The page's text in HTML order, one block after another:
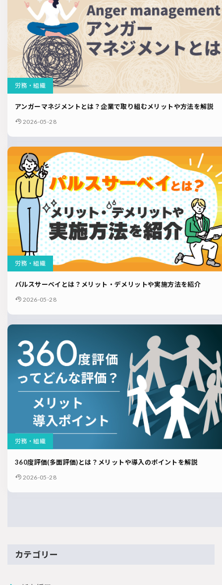
労務・組織
アンガーマネジメントとは？企業で取り組むメリットや方法を解説
2026-05-28
労務・組織
パルスサーベイとは？メリット・デメリットや実施方法を紹介
2026-05-28
労務・組織
360度評価(多面評価)とは？メリットや導入のポイントを解説
2026-05-28
カテゴリー